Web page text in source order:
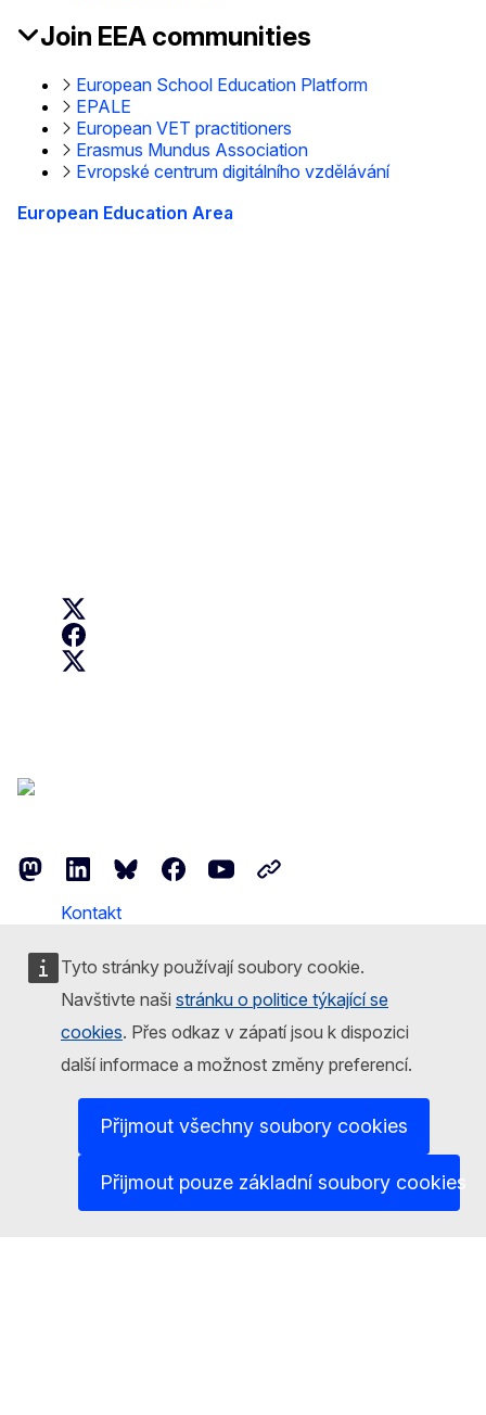
Tyto stránky používají soubory cookie.
Navštivte naši stránku o politice týkající se
cookies. Přes odkaz v zápatí jsou k dispozici
další informace a možnost změny preferencí.
Přijmout všechny soubory cookies
Přijmout pouze základní soubory cookies
Join EEA communities
European School Education Platform
EPALE
European VET practitioners
Erasmus Mundus Association
Evropské centrum digitálního vzdělávání
European Education Area
MastodonLinkedInBlueskyFacebookYoutubeOther networks
Kontakt
Report an IT vulnerability
Languages on our websites
Cookies
Privacy policy
Legal notice